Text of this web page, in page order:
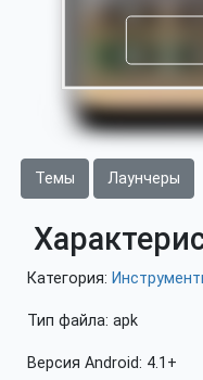
Темы Лаунчеры
Категория:
Тип файла: apk
Версия Android: 4.1+